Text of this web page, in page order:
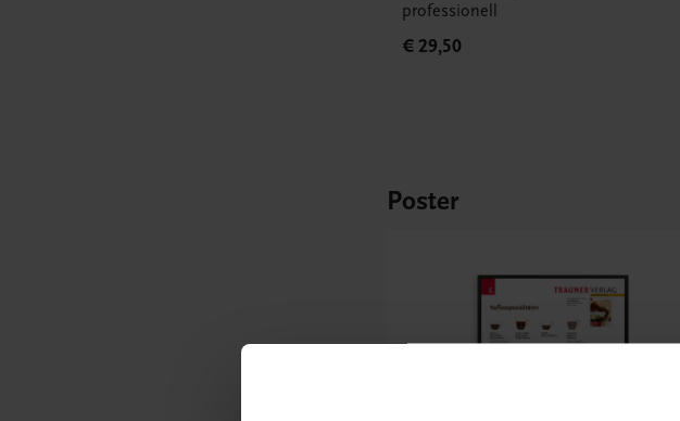
professionell
€ 29,50
Poster